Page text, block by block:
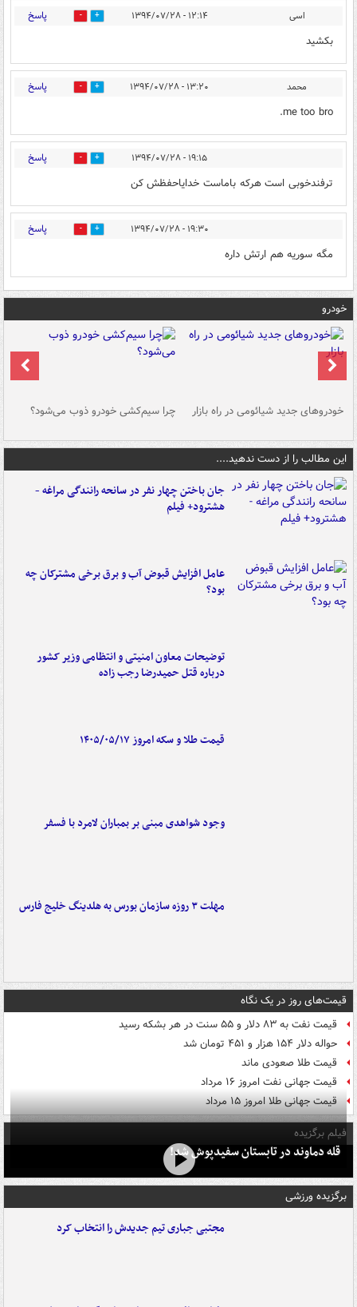
اسی ۱۲:۱۴ - ۱۳۹۴/۰۷/۲۸ 0 پاسخ
بکشید
محمد ۱۳:۲۰ - ۱۳۹۴/۰۷/۲۸ 0 پاسخ
me too bro.
۱۹:۱۵ - ۱۳۹۴/۰۷/۲۸ 0 پاسخ
ترفندخوبی است هرکه باماست خدایاحفظش کن
۱۹:۳۰ - ۱۳۹۴/۰۷/۲۸ 0 پاسخ
مگه سوریه هم ارتش داره
خودرو
خودروهای جدید شیائومی در راه بازار چرا سیم‌کشی خودرو ذوب می‌شود؟
این مطالب را از دست ندهید....
جان باختن چهار نفر در سانحه رانندگی مراغه -
هشترود+ فیلم
عامل افزایش قبوض آب و برق برخی مشترکان چه
بود؟
توضیحات معاون امنیتی و انتظامی وزیر کشور
درباره قتل حمیدرضا رجب زاده
قیمت طلا و سکه امروز ۱۴۰۵/۰۵/۱۷
وجود شواهدی مبنی بر بمباران لامرد با فسفر
مهلت ۳ روزه سازمان بورس به هلدینگ خلیج فارس
قیمت‌های روز در یک نگاه
قیمت نفت به ۸۳ دلار و ۵۵ سنت در هر بشکه رسید
حواله دلار ۱۵۴ هزار و ۴۵۱ تومان شد
قیمت طلا صعودی ماند
قیمت جهانی نفت امروز ۱۶ مرداد
قیمت جهانی طلا امروز ۱۵ مرداد
فیلم برگزیده
قله دماوند در تابستان سفیدپوش شد!
برگزیده ورزشی
مجتبی جباری تیم جدیدش را انتخاب کرد